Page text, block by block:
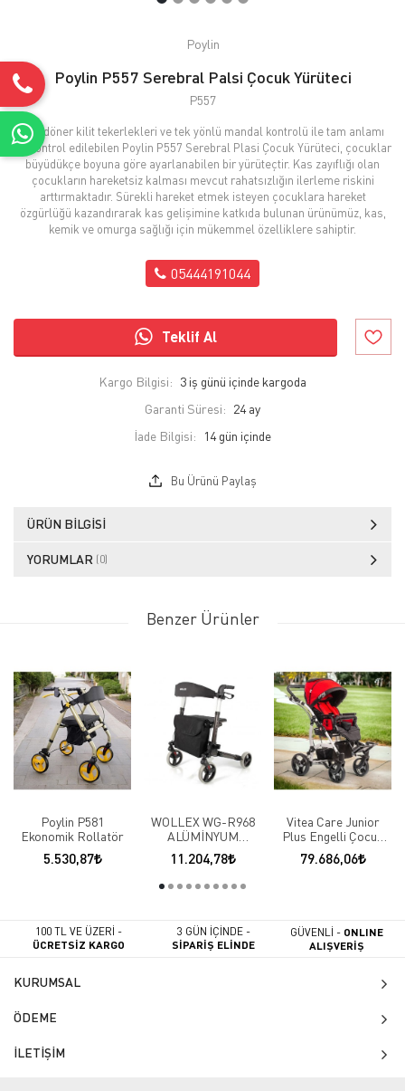
Poylin
Poylin P557 Serebral Palsi Çocuk Yürüteci
P557
Ayrı döner kilit tekerlekleri ve tek yönlü mandal kontrolü ile tam anlamı
ile kontrol edilebilen Poylin P557 Serebral Plasi Çocuk Yürüteci, çocuklar
büyüdükçe boyuna göre ayarlanabilen bir yürüteçtir. Kas zayıflığı olan
çocukların hareketsiz kalması mevcut rahatsızlığın ilerleme riskini
arttırmaktadır. Sürekli hareket etmek isteyen çocuklara hareket
özgürlüğü kazandırarak kas gelişimine katkıda bulunan ürünümüz, kas,
kemik ve omurga sağlığı için mükemmel özelliklere sahiptir.
05444191044
Teklif Al
Kargo Bilgisi: 3 iş günü içinde kargoda
Garanti Süresi: 24 ay
İade Bilgisi:
Bu Ürünü Paylaş
ÜRÜN BILGISI
YORUMLAR (0)
Benzer Ürünler
Poylin P581
Ekonomik Rollatör
5.530,87
WOLLEX WG-R968
ALÜMİNYUM
TEKERLEKLİ
ROLATÖR
11.204,78
Vitea Care Junior
Plus Engelli Çocuk
Puseti
79.686,06
100 TL VE ÜZERİ -
ÜCRETSİZ KARGO
3 GÜN İÇİNDE -
SİPARİŞ ELİNDE
GÜVENLİ - ONLINE
ALIŞVERİŞ
KURUMSAL
ÖDEME
İLETİŞİM